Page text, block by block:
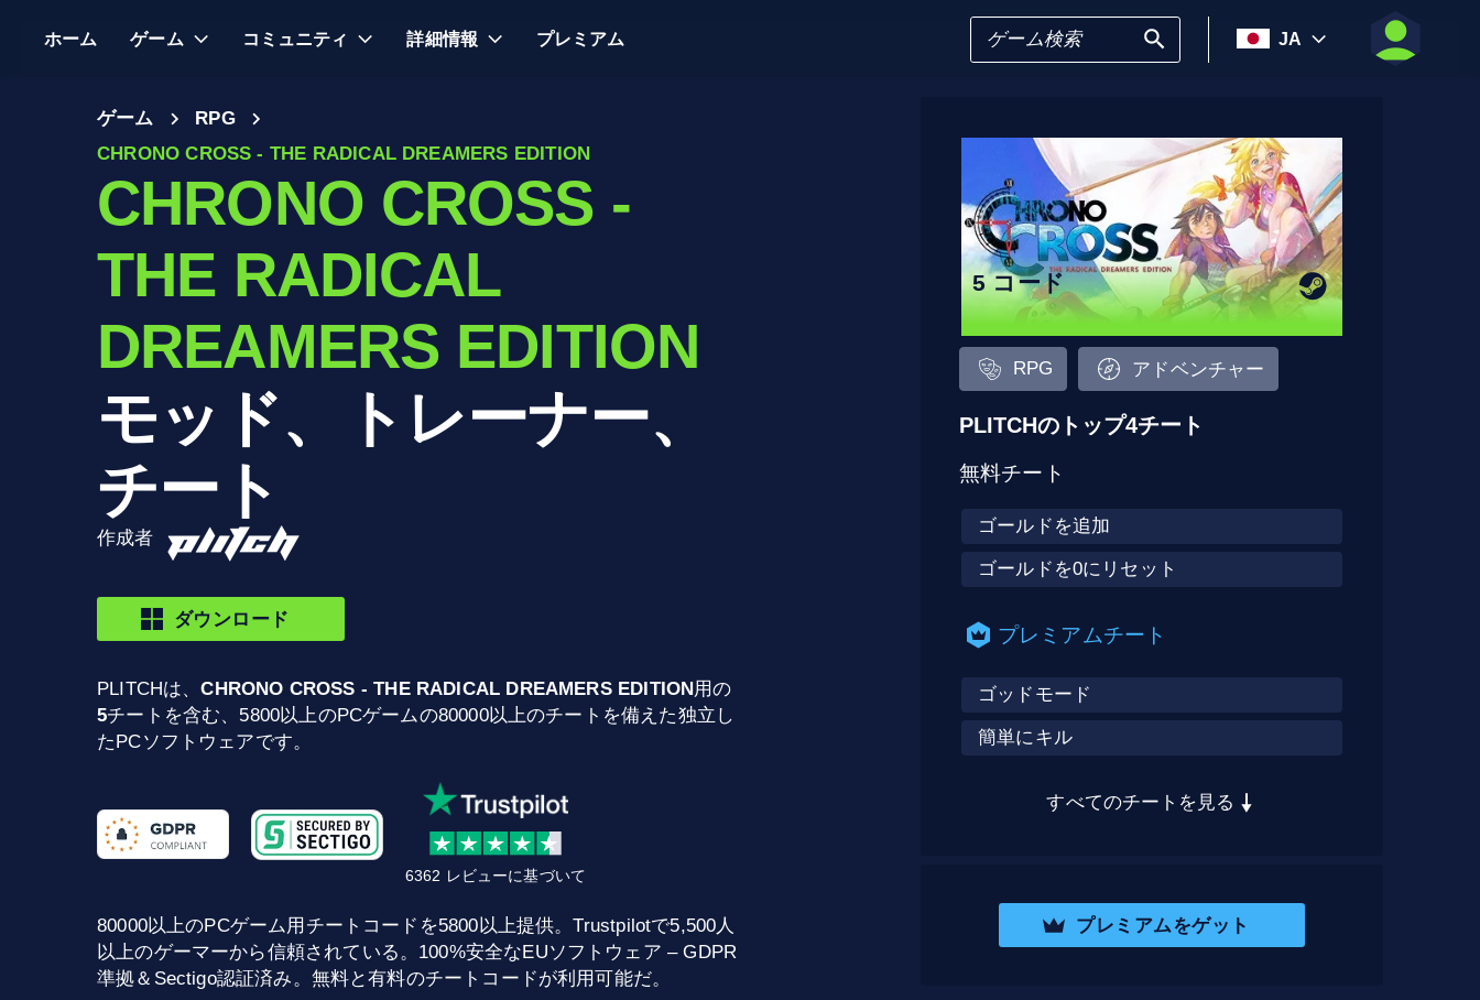
ホーム ゲーム コミュニティ 詳細情報 プレミアム JA
ゲーム
RPG
CHRONO CROSS - THE RADICAL DREAMERS EDITION
CHRONO CROSS -
THE RADICAL
DREAMERS EDITION
モッド、トレーナー、
チート
作成者
ダウンロード
PLITCHは、CHRONO CROSS - THE RADICAL DREAMERS EDITION用の
5チートを含む、5800以上のPCゲームの80000以上のチートを備えた独立し
たPCソフトウェアです。
6362 レビューに基づいて
80000以上のPCゲーム用チートコードを5800以上提供。Trustpilotで5,500人
以上のゲーマーから信頼されている。100%安全なEUソフトウェア – GDPR
準拠＆Sectigo認証済み。無料と有料のチートコードが利用可能だ。
5 コード
RPG アドベンチャー
PLITCHのトップ4チート
無料チート
ゴールドを追加
ゴールドを0にリセット
プレミアムチート
ゴッドモード
簡単にキル
すべてのチートを見る
プレミアムをゲット